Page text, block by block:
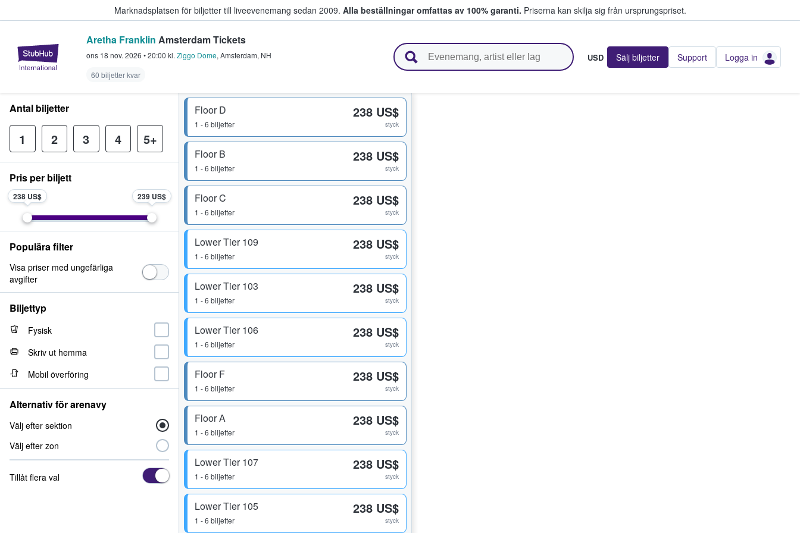
Marknadsplatsen för biljetter till liveevenemang sedan 2009. Alla beställningar omfattas av 100% garanti. Priserna kan skilja sig från ursprungspriset.
StubHub – där fans köper och säljer biljetter.
Aretha Franklin Amsterdam Tickets
ons 18 nov. 2026 •20:00 kl. Ziggo Dome, Amsterdam, NH
60 biljetter kvar
USD Sälj biljetter Support Logga in
Floor D
1 - 6 biljetter
238 US$
styck
Floor B
1 - 6 biljetter
238 US$
styck
Floor C
1 - 6 biljetter
238 US$
styck
Lower Tier 109
1 - 6 biljetter
238 US$
styck
Lower Tier 103
1 - 6 biljetter
238 US$
styck
Lower Tier 106
1 - 6 biljetter
238 US$
styck
Floor F
1 - 6 biljetter
238 US$
styck
Floor A
1 - 6 biljetter
238 US$
styck
Lower Tier 107
1 - 6 biljetter
238 US$
styck
Lower Tier 105
1 - 6 biljetter
238 US$
styck
Antal biljetter
1 2 3 4 5+
Pris per biljett
238 US$ 239 US$
Populära filter
Visa priser med ungefärliga
avgifter
Biljettyp
Fysisk
Skriv ut hemma
Mobil överföring
Alternativ för arenavy
Välj efter sektion
Välj efter zon
Tillåt flera val